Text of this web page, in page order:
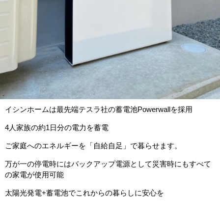
イシンホームは最先端テスラ社の蓄電池Powerwallを採用
4人家族の約1日分の電力を蓄電
ご家庭へのエネルギーを「自給自足」で暮らせます。
万が一の停電時にはバックアップ電源として災害時にもすべて
の家電が使用可能
太陽光発電+蓄電池でこれからの暮らしに安心を